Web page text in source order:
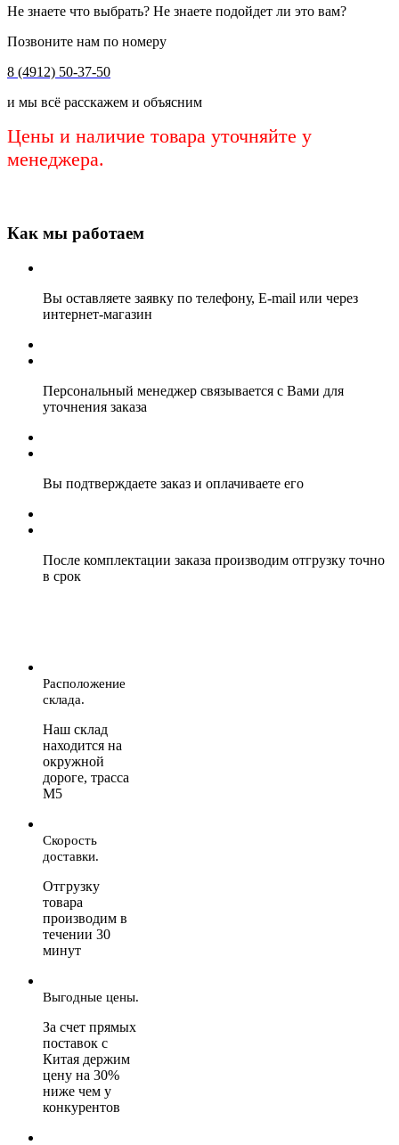
Не знаете что выбрать? Не знаете подойдет ли это вам?
Позвоните нам по номеру
8 (4912) 50-37-50
и мы всё расскажем и объясним
Цены и наличие товара уточняйте у
менеджера.
Как мы работаем
Вы оставляете заявку по телефону, E-mail или через
интернет-магазин
Персональный менеджер связывается с Вами для
уточнения заказа
Вы подтверждаете заказ и оплачиваете его
После комплектации заказа производим отгрузку точно
в срок
Расположение
склада.
Наш склад
находится на
окружной
дороге, трасса
М5
Скорость
доставки.
Отгрузку
товара
производим в
течении 30
минут
Выгодные цены.
За счет прямых
поставок с
Китая держим
цену на 30%
ниже чем у
конкурентов